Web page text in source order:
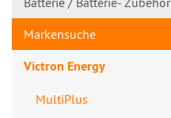
Markensuche
Victron Energy
MultiPlus